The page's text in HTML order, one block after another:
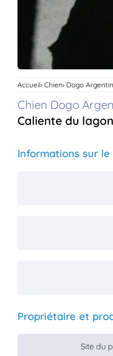
Connexion
Accueil Chien Dogo
Chien Dogo
Caliente du
Informations sur le
Propriétaire et
Site du